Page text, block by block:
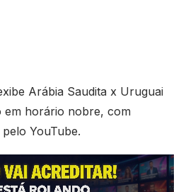
Arábia Saudita x Uruguai
em horário nobre, com
YouTube.